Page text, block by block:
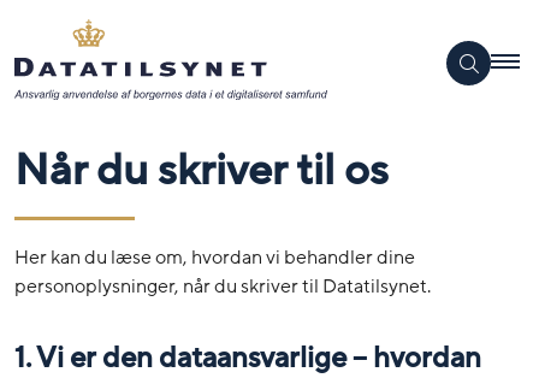
Når du skriver til os
Her kan du læse om, hvordan vi behandler dine
personoplysninger, når du skriver til Datatilsynet.
1. Vi er den dataansvarlige – hvordan